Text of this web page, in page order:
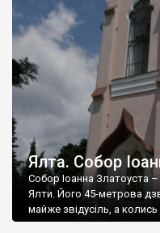
Ялта. Собор
Собор Іоанна Златоуста
Ялти. Його 45-метрова
майже звідусіль, а